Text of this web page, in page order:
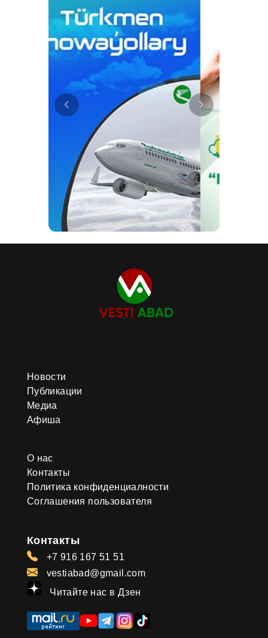
Новости
Публикации
Медиа
Афиша
О нас
Контакты
Политика конфиденциалности
Соглашения пользователя
Контакты
+7 916 167 51 51
vestiabad@gmail.com
Читайте нас в Дзен